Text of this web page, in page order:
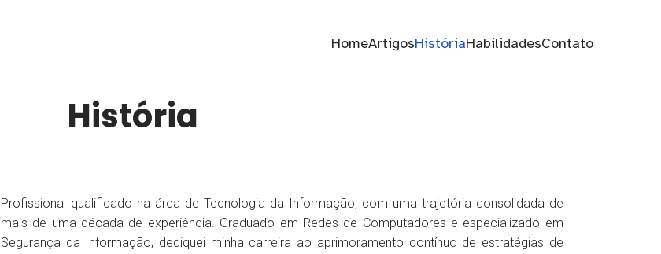
HomeArtigosHistóriaHabilidadesContato
História
Profissional qualificado na área de Tecnologia da Informação, com uma trajetória consolidada de
mais de uma década de experiência. Graduado em Redes de Computadores e especializado em
Segurança da Informação, dediquei minha carreira ao aprimoramento contínuo de estratégias de